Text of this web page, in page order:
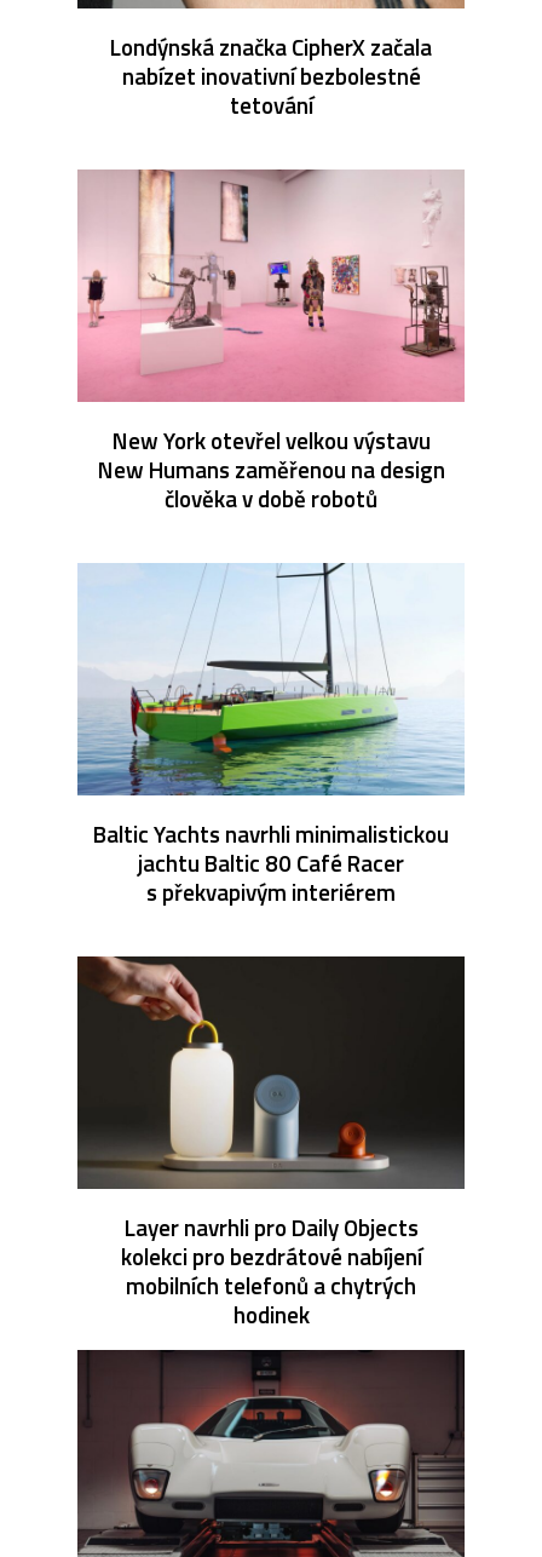
Londýnská značka CipherX začala
nabízet inovativní bezbolestné
tetování
New York otevřel velkou výstavu
New Humans zaměřenou na design
člověka v době robotů
Baltic Yachts navrhli minimalistickou
jachtu Baltic 80 Café Racer
s překvapivým interiérem
Layer navrhli pro Daily Objects
kolekci pro bezdrátové nabíjení
mobilních telefonů a chytrých
hodinek